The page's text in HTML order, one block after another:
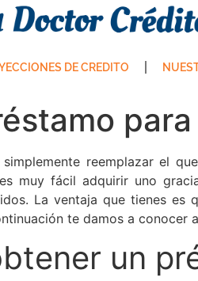
DE CREDITO
reemplazar el
muy fácil adquirir uno
La ventaja que tienes
te damos a
un